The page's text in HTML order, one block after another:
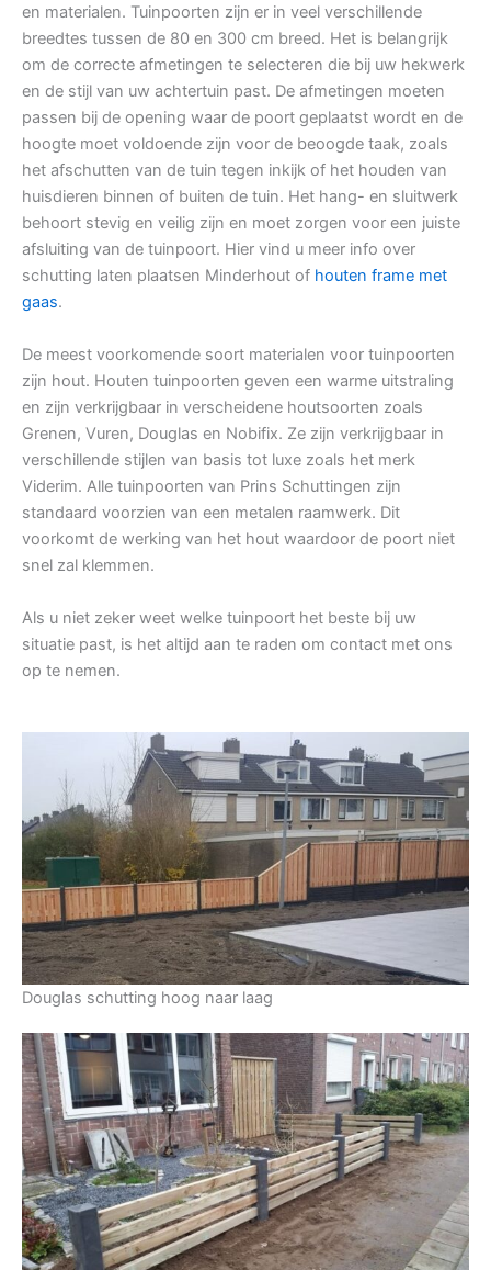
en materialen. Tuinpoorten zijn er in veel verschillende
breedtes tussen de 80 en 300 cm breed. Het is belangrijk
om de correcte afmetingen te selecteren die bij uw hekwerk
en de stijl van uw achtertuin past. De afmetingen moeten
passen bij de opening waar de poort geplaatst wordt en de
hoogte moet voldoende zijn voor de beoogde taak, zoals
het afschutten van de tuin tegen inkijk of het houden van
huisdieren binnen of buiten de tuin. Het hang- en sluitwerk
behoort stevig en veilig zijn en moet zorgen voor een juiste
afsluiting van de tuinpoort. Hier vind u meer info over
schutting laten plaatsen Minderhout of houten frame met
gaas.
De meest voorkomende soort materialen voor tuinpoorten
zijn hout. Houten tuinpoorten geven een warme uitstraling
en zijn verkrijgbaar in verscheidene houtsoorten zoals
Grenen, Vuren, Douglas en Nobifix. Ze zijn verkrijgbaar in
verschillende stijlen van basis tot luxe zoals het merk
Viderim. Alle tuinpoorten van Prins Schuttingen zijn
standaard voorzien van een metalen raamwerk. Dit
voorkomt de werking van het hout waardoor de poort niet
snel zal klemmen.
Als u niet zeker weet welke tuinpoort het beste bij uw
situatie past, is het altijd aan te raden om contact met ons
op te nemen.
Douglas schutting hoog naar laag